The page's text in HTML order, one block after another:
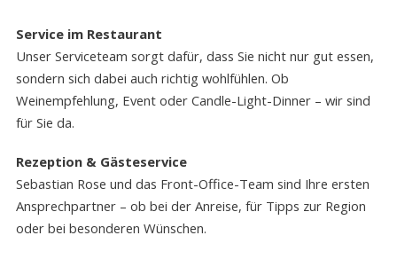
Service im Restaurant
Unser Serviceteam sorgt dafür, dass Sie nicht nur gut essen,
sondern sich dabei auch richtig wohlfühlen. Ob
Weinempfehlung, Event oder Candle-Light-Dinner – wir sind
für Sie da.
Rezeption & Gästeservice
Sebastian Rose und das Front-Office-Team sind Ihre ersten
Ansprechpartner – ob bei der Anreise, für Tipps zur Region
oder bei besonderen Wünschen.